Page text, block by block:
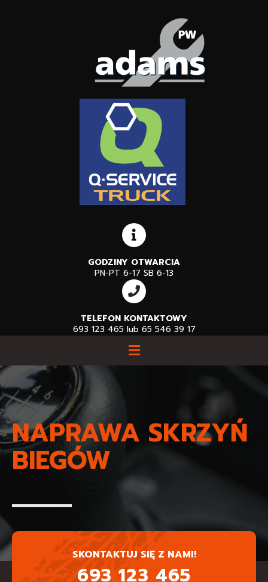
GODZINY OTWARCIA
PN-PT 6-17 SB 6-13
TELEFON KONTAKTOWY
693 123 465 lub 65 546 39 17​
NAPRAWA SKRZYŃ
BIEGÓW
SKONTAKTUJ SIĘ Z NAMI!
693 123 465